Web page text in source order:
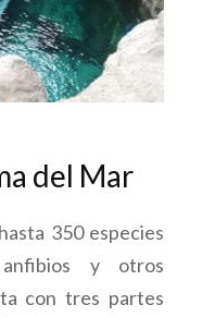
del Mar
350 especies
y otros
con tres partes